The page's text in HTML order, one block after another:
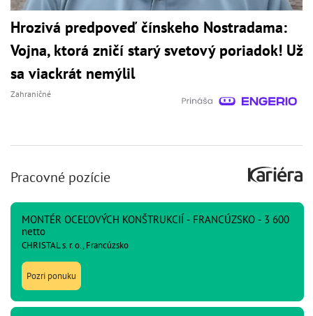
Hrozivá predpoveď čínskeho Nostradama:
Vojna, ktorá zničí starý svetový poriadok! Už
sa viackrát nemýlil
Zahraničné
Pracovné pozície
MONTÉR OCEĽOVÝCH KONŠTRUKCIÍ - FRANCÚZSKO - 3 600
netto
CHRISTAL s. r. o., Francúzsko
Pozri ponuku